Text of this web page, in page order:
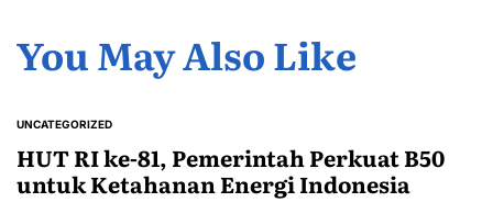
You May Also Like
POSTED
UNCATEGORIZED
HUT RI ke-81, Pemerintah Perkuat B50
untuk Ketahanan Energi Indonesia